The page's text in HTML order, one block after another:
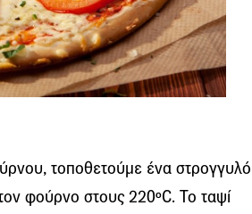
τοποθετούμε ένα στρογγυλό
φούρνο στους 220ºC. Το ταψί